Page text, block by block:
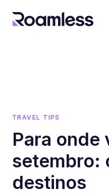
TRAVEL TIPS
Para onde
setembro:
destinos